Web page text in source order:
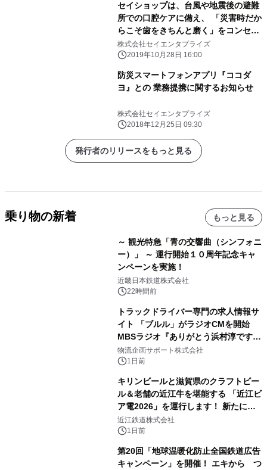
セイショップは、台風や地震後の避難
所での口腔ケアに備え、 「災害時だか
らこそ歯をきちんと磨く」をコンセプ
トに、 避難所でも携帯できるポーチに
光と 水で歯を磨くソラデーN4(シケン
株式会社製造)を セットにした「ソラ
デー《サバイバルセット》」を発売
株式会社セイエンタプライズ
2019年10月28日 16:00
防災スマートフォンアプリ『ココダ
ヨ』との 業務提携に関するお知らせ
株式会社セイエンタプライズ
2018年12月25日 09:30
発行者のリリースをもっと見る
乗り物の新着 もっと見る
～ 観光特急「青の交響曲（シンフォニ
ー）」 ～ 運行開始１０周年記念キャ
ンペーンを実施！
近畿日本鉄道株式会社
22時間前
トラックドライバー専門の求人情報サ
イト 「ブルル」がラジオCMを開始
MBSラジオ『ありがとう浜村淳です』
にて8月1日(土)より
物流企画サポート株式会社
1日前
キリンビールと滋賀県のクラフトビー
ル＆老舗の近江牛を堪能する 「近江ビ
ア電2026」を運行します！ 新たに
「長濱浪漫ビール」が参加！キリン一
番搾り飲み放題が復活！
近江鉄道株式会社
1日前
第20回「地球温暖化防止全国鉄道広告
キャンペーン」を開催！ エキから つ